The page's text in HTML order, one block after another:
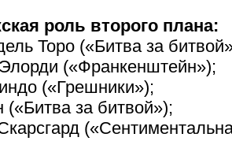
роль второго плана:
Торо («Битва за
(«Франкенштейн»);
(«Грешники»);
за битвой»);